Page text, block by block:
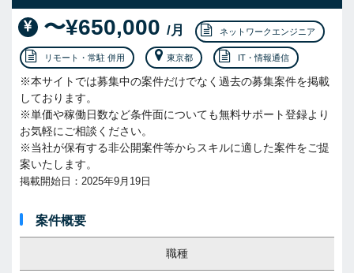
〜¥650,000 /月 ネットワークエンジニア
リモート・常駐 併用 東京都 IT・情報通信
※本サイトでは募集中の案件だけでなく過去の募集案件を掲載
しております。
※単価や稼働日数など条件面についても無料サポート登録より
お気軽にご相談ください。
※当社が保有する非公開案件等からスキルに適した案件をご提
案いたします。
掲載開始日：2025年9月19日
案件概要
職種